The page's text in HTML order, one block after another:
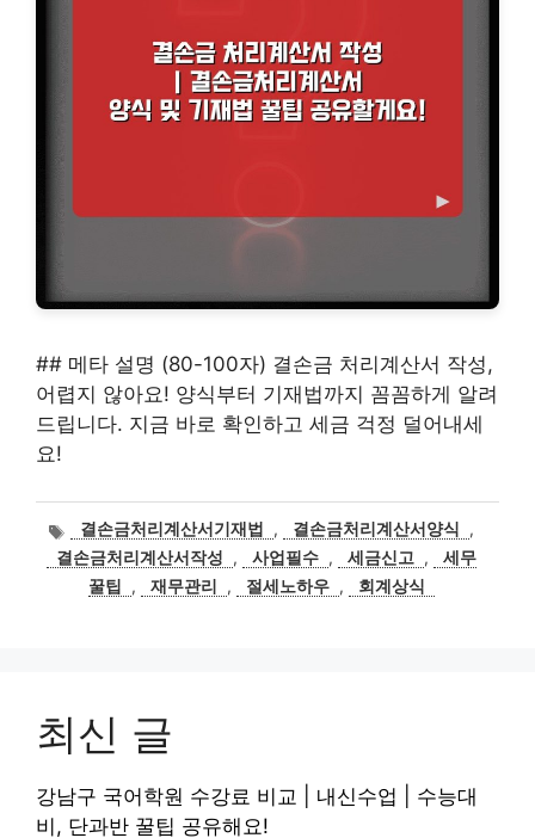
## 메타 설명 (80-100자) 결손금 처리계산서 작성,
어렵지 않아요! 양식부터 기재법까지 꼼꼼하게 알려
드립니다. 지금 바로 확인하고 세금 걱정 덜어내세
요!
태
그
결손금처리계산서기재법 , 결손금처리계산서양식
,
결손금처리계산서작성
, 사업필수 , 세금신고 ,
세무
꿀팁
, 재무관리 , 절세노하우 , 회계상식
최신 글
강남구 국어학원 수강료 비교 | 내신수업 | 수능대
비, 단과반 꿀팁 공유해요!